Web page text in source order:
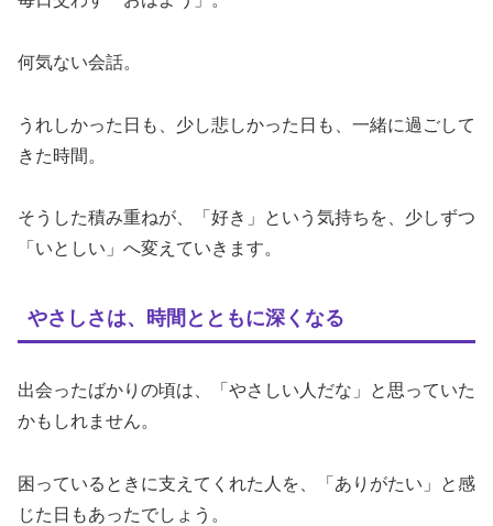
何気ない会話。
うれしかった日も、少し悲しかった日も、一緒に過ごして
きた時間。
そうした積み重ねが、「好き」という気持ちを、少しずつ
「いとしい」へ変えていきます。
やさしさは、時間とともに深くなる
出会ったばかりの頃は、「やさしい人だな」と思っていた
かもしれません。
困っているときに支えてくれた人を、「ありがたい」と感
じた日もあったでしょう。